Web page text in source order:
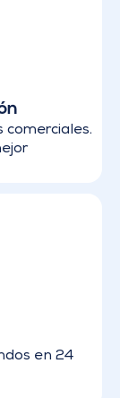
comerciales.
en 24